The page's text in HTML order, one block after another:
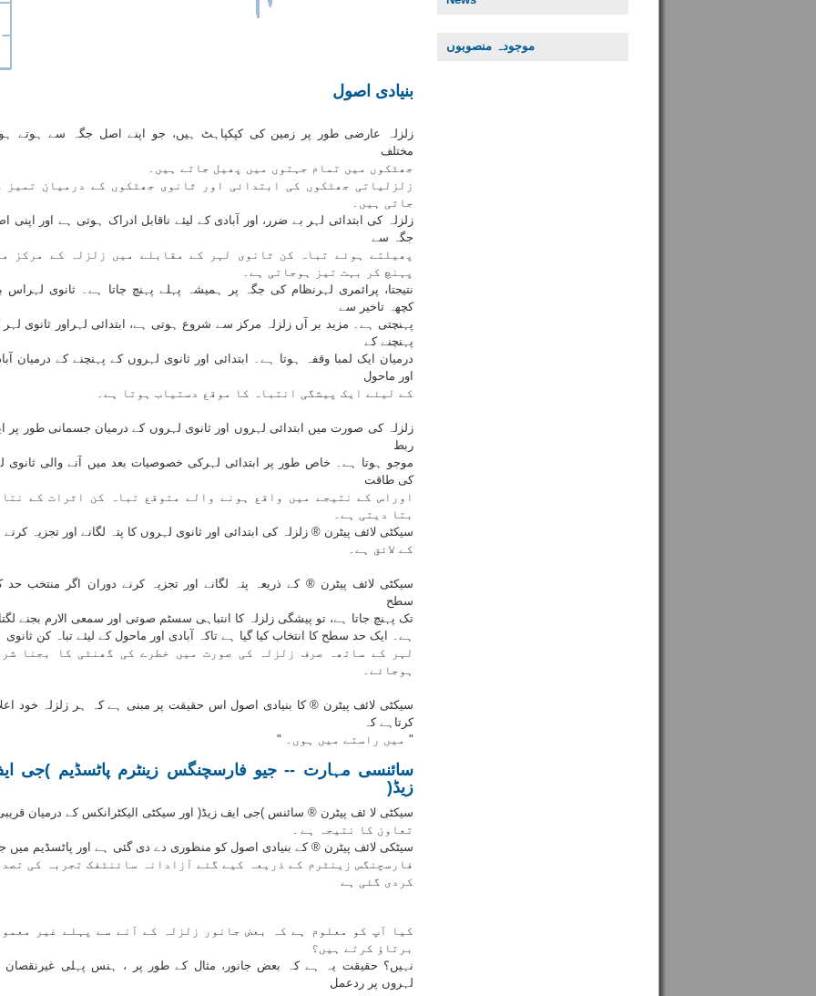
موجودہ منصوبوں
بنیادی اصول
زلزلہ عارضی طور پر زمین کی کپکپاہٹ ہیں، جو اپنے اصل جگہ سے ہوتے
مختلف
جھٹکوں میں تمام جہتوں میں پھیل جاتے ہیں۔
زلزلیاتی جھٹکوں کی ابتدائی اور ثانوی جھٹکوں کے درمیان تمیز
جاتی ہیں۔
زلزلہ کی ابتدائی لہر بے ضرر، اور آبادی کے لیئے ناقابل ادراک ہوتی ہے اور اپنی
جگہ سے
پھیلتے ہوئے تباہ کن ثانوی لہر کے مقابلے میں زلزلہ کے مرکز
پہنچ کر بہت تیز ہوجاتی ہے۔
نتیجتا، پرائمری لہرنظام کی جگہ پر ہمیشہ پہلے پہنچ جاتا ہے۔ ثانوی لہراس
کچھہ تاخیر سے
پہنچتی ہے۔ مزید بر آں زلزلہ مرکز سے شروع ہوتی ہے، ابتدائی لہراور ثانوی لہر
پہنچنے کے
درمیان ایک لمبا وقفہ ہوتا ہے۔ ابتدائی اور ثانوی لہروں کے پہنچنے کے درمیان
اور ماحول
کے لیئے ایک پیشگی انتباہ کا موقع دستیاب ہوتا ہے۔
زلزلہ کی صورت میں ابتدائی لہروں اور ثانوی لہروں کے درمیان جسمانی طور پر
ربط
موجو ہوتا ہے۔ خاص طور پر ابتدائی لہرکی خصوصیات بعد میں آنے والی ثانوی
کی طاقت
اوراس کے نتیجے میں واقع ہونے والے متوقع تباہ کن اثرات کے
بتا دیتی ہے۔
سیکٹی لائف پیٹرن ® زلزلہ کی ابتدائی اور ثانوی لہروں کا پتہ لگانے اور تجزیہ کرنے
کے لائق ہے۔
سیکٹی لائف پیٹرن ® کے ذریعہ پتہ لگانے اور تجزیہ کرنے دوران اگر منتخب حد
سطح
تک پہنچ جاتا ہے، تو پیشگی زلزلہ کا انتباہی سسٹم صوتی اور سمعی الارم بجنے لگتا
ہے۔ ایک حد سطح کا انتخاب کیا گیا ہے تاکہ آبادی اور ماحول کے لیئے تباہ کن ثانوی
لہر کے ساتھہ صرف زلزلہ کی صورت میں خطرے کی گھنٹی کا بجنا
ہوجائے۔
سیکٹی لائف پیٹرن ® کا بنیادی اصول اس حقیقت پر مبنی ہے کہ ہر زلزلہ خود
کرتاہے کہ
" میں راستے میں ہوں۔ "
سائنسی مہارت -- جیو فارسچنگس زینٹرم پاٹسڈیم )جی
زیڈ(
سیکٹی لا ئف پیٹرن ® سائنس )جی ایف زیڈ( اور سیکٹی الیکٹرانکس کے درمیان
تعاون کا نتیجہ ہے .
سیٹکی لائف پیٹرن ® کے بنیادی اصول کو منظوری دے دی گئی ہے اور پاٹسڈیم میں
فارسچنگس زینٹرم کے ذریعہ کیے گئے آزادانہ سائنٹفک تجربہ کی
کردی گئی ہے
کیا آپ کو معلوم ہے کہ بعض جانور زلزلہ کے آنے سے پہلے غیر
برتاؤ کرتے ہیں؟
نہیں؟ حقیقت یہ ہے کہ بعض جانور، مثال کے طور پر ، ہنس پہلی غیرنقصان
لہروں پر ردعمل